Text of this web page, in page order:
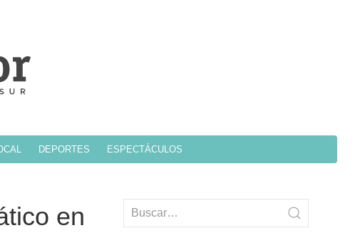
DEPORTES ESPECTÁCULOS
en